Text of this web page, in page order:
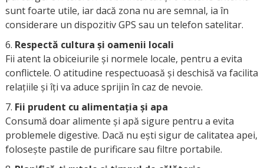
sunt foarte utile, iar dacă zona nu are semnal, ia în
considerare un dispozitiv GPS sau un telefon satelitar.
Respectă cultura și oamenii locali
Fii atent la obiceiurile și normele locale, pentru a evita
conflictele. O atitudine respectuoasă și deschisă va facilita
relațiile și îți va aduce sprijin în caz de nevoie.
Fii prudent cu alimentația și apa
Consumă doar alimente și apă sigure pentru a evita
problemele digestive. Dacă nu ești sigur de calitatea apei,
folosește pastile de purificare sau filtre portabile.